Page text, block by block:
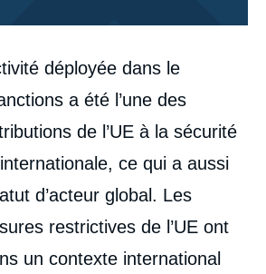
déployée dans le
a été l’une des
de l’UE à la sécurité
ce qui a aussi
d’acteur global. Les
restrictives de l’UE ont
un contexte international